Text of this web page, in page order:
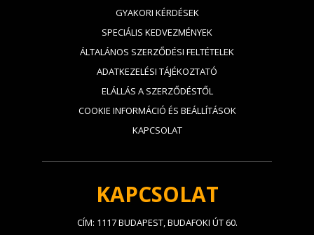
GYAKORI KÉRDÉSEK
SPECIÁLIS KEDVEZMÉNYEK
ÁLTALÁNOS SZERZŐDÉSI FELTÉTELEK
ADATKEZELÉSI TÁJÉKOZTATÓ
ELÁLLÁS A SZERZŐDÉSTŐL
COOKIE INFORMÁCIÓ ÉS BEÁLLÍTÁSOK
KAPCSOLAT
KAPCSOLAT
CÍM: 1117 BUDAPEST, BUDAFOKI ÚT 60.